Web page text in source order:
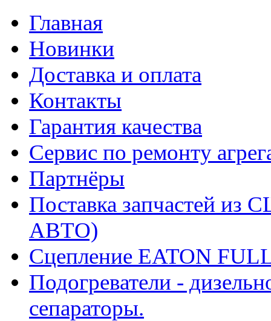
Главная
Новинки
Доставка и оплата
Контакты
Гарантия качества
Сервис по ремонту
Партнёры
Поставка запчастей
АВТО)
Сцепление EATON
Подогреватели -
сепараторы.